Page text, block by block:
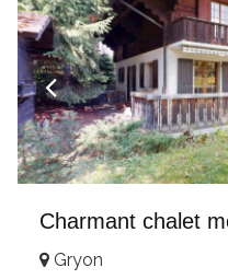
Charmant chalet
Gryon